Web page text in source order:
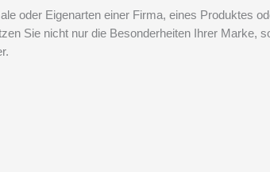
oder Eigenarten einer Firma, eines Produktes
Sie nicht nur die Besonderheiten Ihrer Marke,